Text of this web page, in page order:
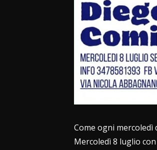
Come ogni mercoledì
Mercoledì 8 luglio con